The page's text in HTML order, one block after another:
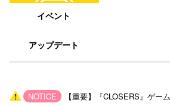
イベント
アップデート
NOTICE